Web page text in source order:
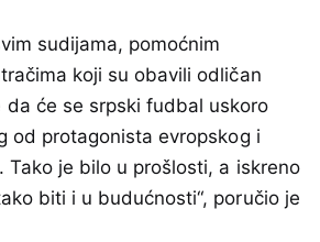
sudijama, pomoćnim
koji su obavili odličan
da će se srpski fudbal uskoro
od protagonista evropskog i
Tako je bilo u prošlosti, a iskreno
biti i u budućnosti“, poručio je